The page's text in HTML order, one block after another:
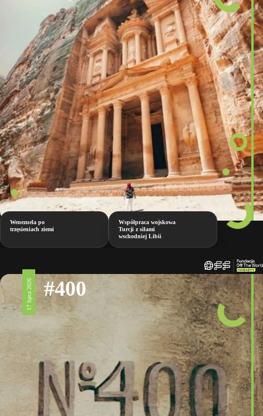
Wenezuela po
trzęsieniach ziemi
Współpraca wojskowa
Turcji z siłami
wschodniej Libii
17 lipca 2026 #400